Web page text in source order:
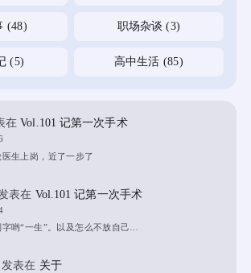
(48) 职场杂谈 (3)
(5) 高中生活 (85)
在Vol.101 记第一次手术
生上岗，近了一步了
表在 Vol.101 记第一次手术
字哟“一生”。以及怎么不放自己…
发表在 关于